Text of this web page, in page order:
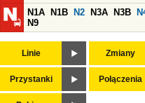
N1A
N1B N2 N3A N3B
N9
Linie Zmiany
Przystanki Połączenia